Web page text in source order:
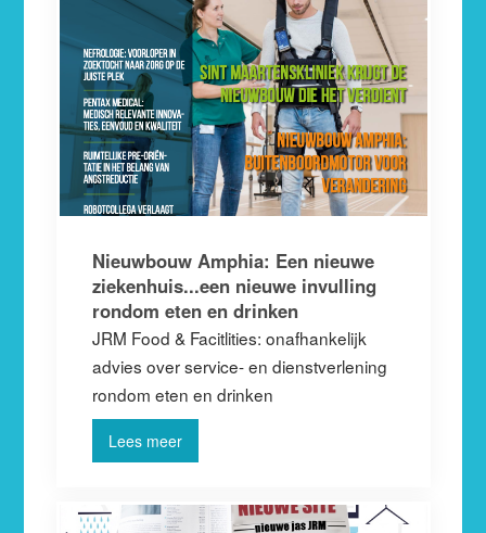
Nieuwbouw Amphia: Een nieuwe
ziekenhuis...een nieuwe invulling
rondom eten en drinken
JRM Food & Facitlities: onafhankelijk
advies over service- en dienstverlening
rondom eten en drinken
Lees meer